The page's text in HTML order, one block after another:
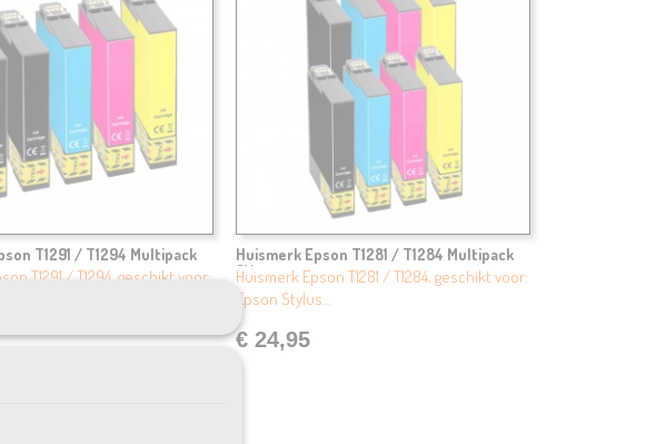
T1291 / T1294 Multipack
T1291 / T1294, geschikt voor:
Huismerk Epson T1281 / T1284 Multipack
8X
Huismerk Epson T1281 / T1284, geschikt voor:
Epson Stylus…
€ 24,95